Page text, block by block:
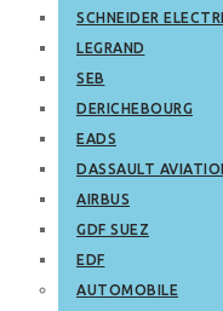
SCHNEIDER
LEGRAND
SEB
DERICHEBOURG
EADS
DASSAULT
AIRBUS
GDF SUEZ
EDF
AUTOMOBILE